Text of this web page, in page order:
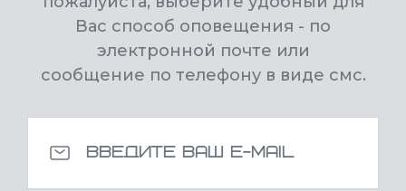
Вас способ оповещения - по
электронной почте или
сообщение по телефону в виде смс.